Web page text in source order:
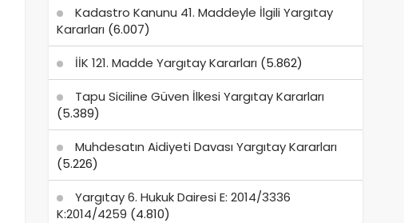
Kadastro Kanunu 41. Maddeyle İlgili Yargıtay
Kararları (6.007)
İİK 121. Madde Yargıtay Kararları (5.862)
Tapu Siciline Güven İlkesi Yargıtay Kararları
(5.389)
Muhdesatın Aidiyeti Davası Yargıtay Kararları
(5.226)
Yargıtay 6. Hukuk Dairesi E: 2014/3336
K:2014/4259 (4.810)